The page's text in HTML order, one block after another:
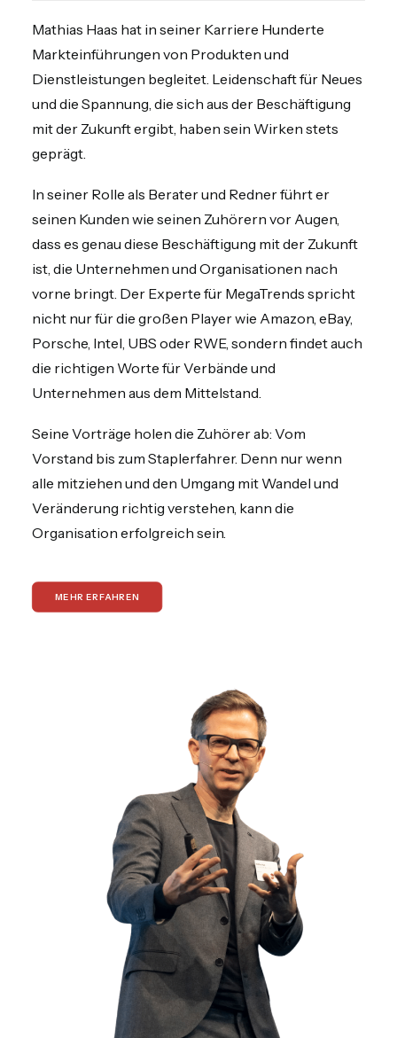
Mathias Haas hat in seiner Karriere Hunderte
Markteinführungen von Produkten und
Dienstleistungen begleitet. Leidenschaft für Neues
und die Spannung, die sich aus der Beschäftigung
mit der Zukunft ergibt, haben sein Wirken stets
geprägt.
In seiner Rolle als Berater und Redner führt er
seinen Kunden wie seinen Zuhörern vor Augen,
dass es genau diese Beschäftigung mit der Zukunft
ist, die Unternehmen und Organisationen nach
vorne bringt. Der Experte für MegaTrends spricht
nicht nur für die großen Player wie Amazon, eBay,
Porsche, Intel, UBS oder RWE, sondern findet auch
die richtigen Worte für Verbände und
Unternehmen aus dem Mittelstand.
Seine Vorträge holen die Zuhörer ab: Vom
Vorstand bis zum Staplerfahrer. Denn nur wenn
alle mitziehen und den Umgang mit Wandel und
Veränderung richtig verstehen, kann die
Organisation erfolgreich sein.
MEHR ERFAHREN